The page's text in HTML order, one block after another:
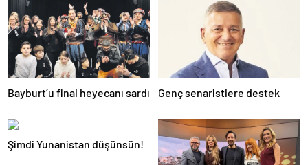
Bayburt’u final heyecanı sardı Genç senaristlere destek
Şimdi Yunanistan düşünsün!